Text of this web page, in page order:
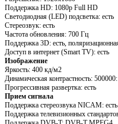
Поддержка HD: 1080p Full HD
Светодиодная (LED) подсветка: есть
Стереозвук: есть
Частота обновления: 700 Гц
Поддержка 3D: есть,
Доступ в интернет (Smart TV): есть
Изображение
Яркость: 400 кд/м2
Динамическая контрастность:
Прогрессивная развертка: есть
Прием сигнала
Поддержка стереозвука NICAM: есть
Поддержка телевизионных